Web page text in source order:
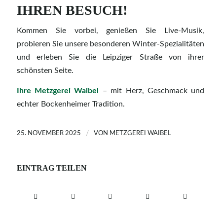
IHREN BESUCH!
Kommen Sie vorbei, genießen Sie Live-Musik,
probieren Sie unsere besonderen Winter-Spezialitäten
und erleben Sie die Leipziger Straße von ihrer
schönsten Seite.
Ihre Metzgerei Waibel
– mit Herz, Geschmack und
echter Bockenheimer Tradition.
25. NOVEMBER 2025 / VON METZGEREI WAIBEL
EINTRAG TEILEN